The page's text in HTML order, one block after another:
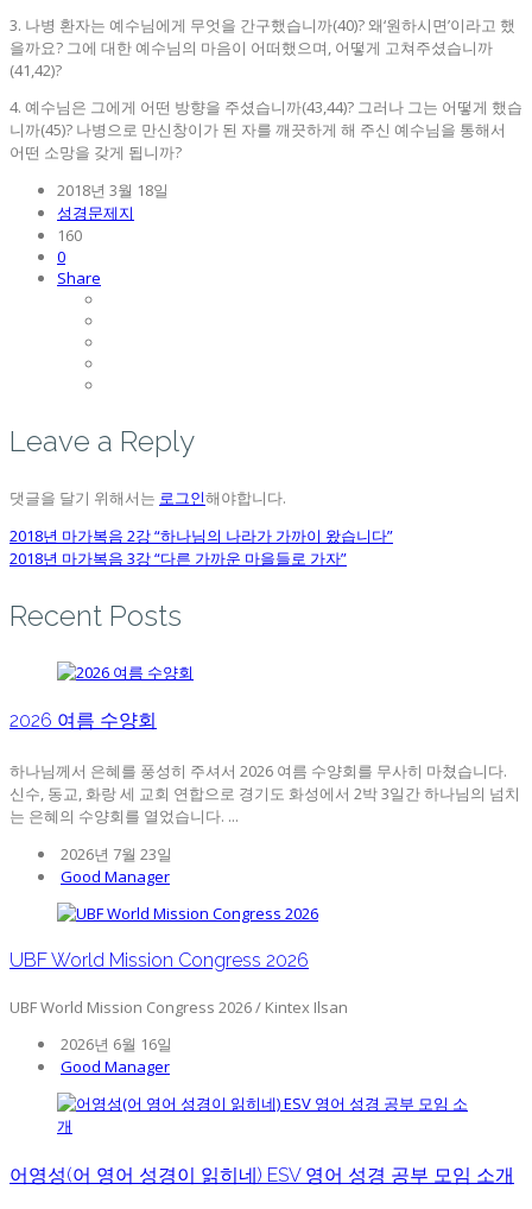
3. 나병 환자는 예수님에게 무엇을 간구했습니까(40)?왜‘원하시면’이라고 했
을까요? 그에 대한 예수님의 마음이 어떠했으며, 어떻게 고쳐주셨습니까
(41,42)?
4. 예수님은 그에게 어떤 방향을 주셨습니까(43,44)? 그러나 그는 어떻게 했습
니까(45)? 나병으로 만신창이가 된 자를 깨끗하게 해 주신 예수님을 통해서
어떤 소망을 갖게 됩니까?
2018년 3월 18일
성경문제지
160
0
Share
Leave a Reply
댓글을 달기 위해서는 로그인해야합니다.
2018년 마가복음 2강 “하나님의 나라가 가까이 왔습니다”
2018년 마가복음 3강 “다른 가까운 마을들로 가자”
Recent Posts
2026 여름 수양회
하나님께서 은혜를 풍성히 주셔서 2026 여름 수양회를 무사히 마쳤습니다.
신수, 동교, 화랑 세 교회 연합으로 경기도 화성에서 2박 3일간 하나님의 넘치
는 은혜의 수양회를 열었습니다. ...
2026년 7월 23일
Good Manager
UBF World Mission Congress 2026
UBF World Mission Congress 2026 / Kintex Ilsan
2026년 6월 16일
Good Manager
어영성(어 영어 성경이 읽히네) ESV 영어 성경 공부 모임 소개